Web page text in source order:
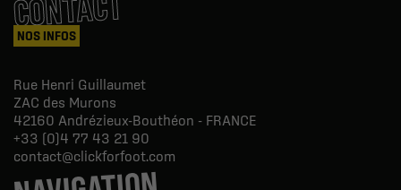
NOS INFOS
Rue Henri Guillaumet
ZAC des Murons
42160 Andrézieux-Bouthéon - FRANCE
+33 (0)4 77 43 21 90
contact@clickforfoot.com